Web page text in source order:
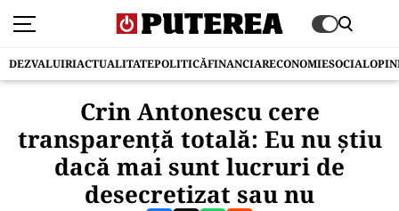
DEZVALUIRIACTUALITATEPOLITICĂFINANCIARECONOMIESOCIAL
Crin Antonescu cere
transparență totală: Eu nu știu
dacă mai sunt lucruri de
desecretizat sau nu